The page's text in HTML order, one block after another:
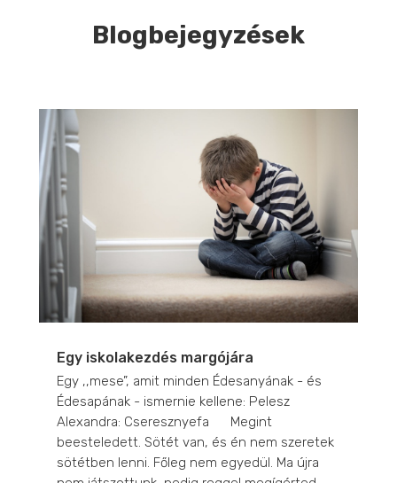
Blogbejegyzések
Egy iskolakezdés margójára
Egy ,,mese”, amit minden Édesanyának - és
Édesapának - ismernie kellene: Pelesz
Alexandra: Cseresznyefa Megint
beesteledett. Sötét van, és én nem szeretek
sötétben lenni. Főleg nem egyedül. Ma újra